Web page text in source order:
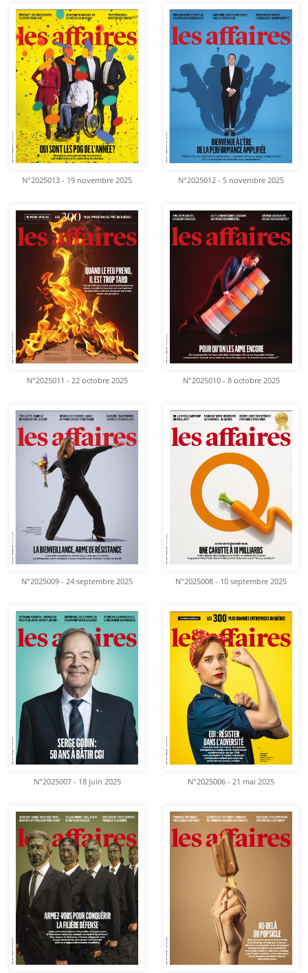
N°2025013 - 19 novembre 2025 N°2025012 - 5 novembre 2025
N°2025011 - 22 octobre 2025 N°2025010 - 8 octobre 2025
N°2025009 - 24 septembre 2025 N°2025008 - 10 septembre 2025
N°2025007 - 18 juin 2025 N°2025006 - 21 mai 2025